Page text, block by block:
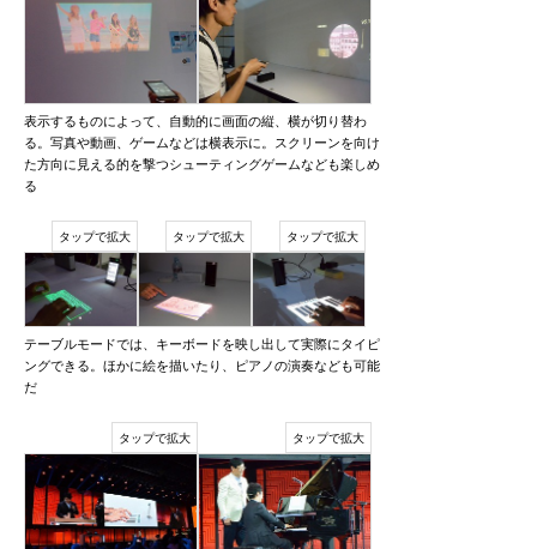
表示するものによって、自動的に画面の縦、横が切り替わ
る。写真や動画、ゲームなどは横表示に。スクリーンを向け
た方向に見える的を撃つシューティングゲームなども楽しめ
る
テーブルモードでは、キーボードを映し出して実際にタイピ
ングできる。ほかに絵を描いたり、ピアノの演奏なども可能
だ